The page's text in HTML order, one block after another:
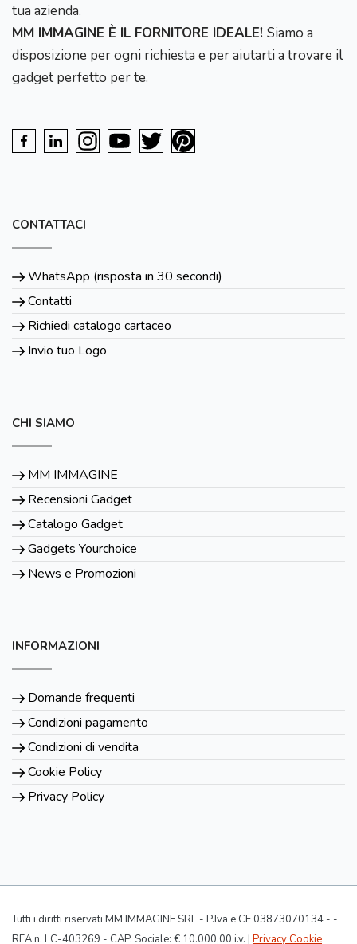
tua azienda.
MM IMMAGINE È IL FORNITORE IDEALE! Siamo a
disposizione per ogni richiesta e per aiutarti a trovare il
gadget perfetto per te.
CONTATTACI
WhatsApp (risposta in 30 secondi)
Contatti
Richiedi catalogo cartaceo
Invio tuo Logo
CHI SIAMO
MM IMMAGINE
Recensioni Gadget
Catalogo Gadget
Gadgets Yourchoice
News e Promozioni
INFORMAZIONI
Domande frequenti
Condizioni pagamento
Condizioni di vendita
Cookie Policy
Privacy Policy
Tutti i diritti riservati MM IMMAGINE SRL - P.Iva e CF 03873070134 - -
REA n. LC-403269 - CAP. Sociale: € 10.000,00 i.v. | Privacy Cookie